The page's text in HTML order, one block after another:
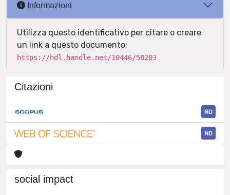
Informazioni
Utilizza questo identificativo per citare o creare
un link a questo documento:
https://hdl.handle.net/10446/58203
Citazioni
ND
ND
social impact